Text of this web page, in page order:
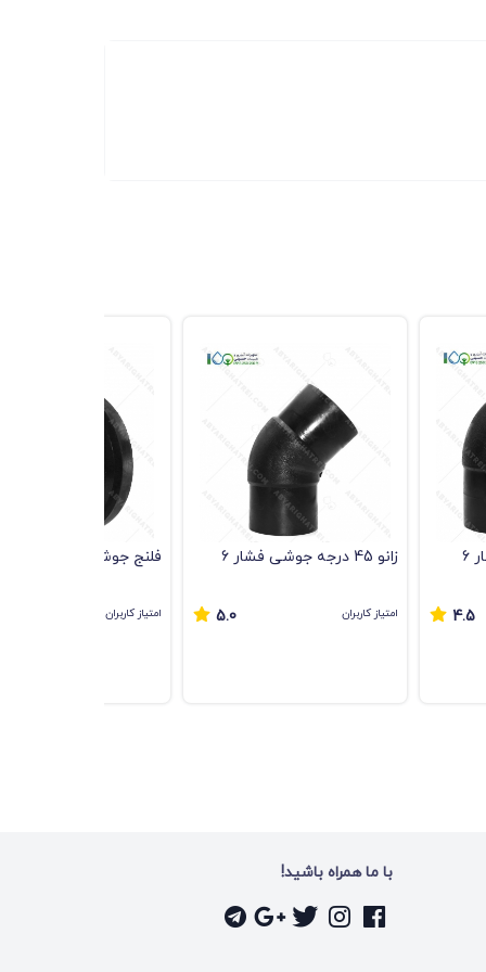
4.5
زانو 45 درجه جوشی فشار 6
امتیاز کاربران 5.0
فلنج جوشی فشار 6 اتمسفر
امتیاز کاربران
با ما همراه باشید!